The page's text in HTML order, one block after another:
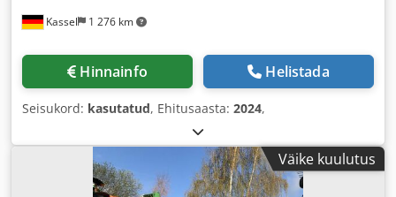
Kassel 1 276 km
Hinnainfo Helistada
Seisukord: kasutatud, Ehitusaasta: 2024,
Väike kuulutus